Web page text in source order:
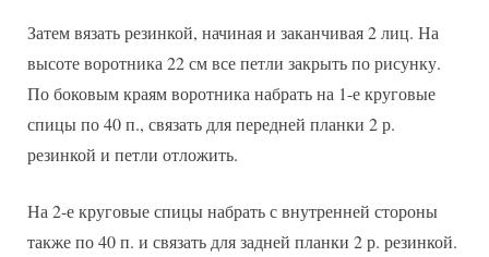
Затем вязать резинкой, начиная и заканчивая 2 лиц. На
высоте воротника 22 см все петли закрыть по рисунку.
По боковым краям воротника набрать на 1-е круговые
спицы по 40 п., связать для передней планки 2 р.
резинкой и петли отложить.
На 2-е круговые спицы набрать с внутренней стороны
также по 40 п. и связать для задней планки 2 р. резинкой.